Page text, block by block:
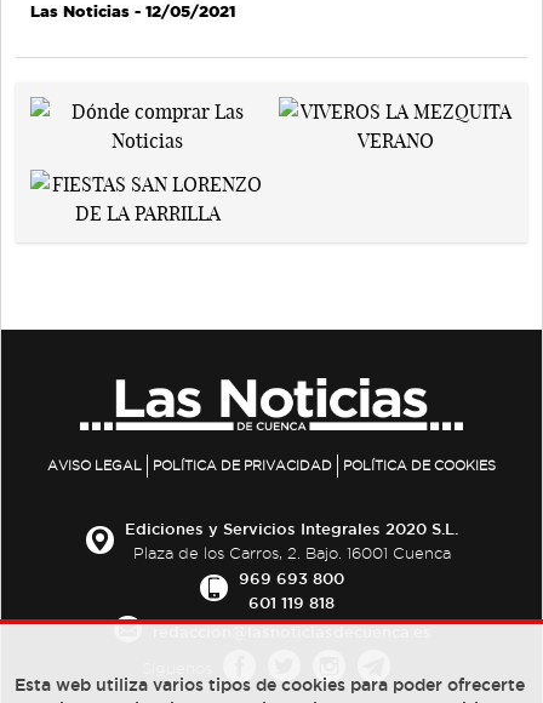
Las Noticias - 12/05/2021
AVISO LEGAL POLÍTICA DE PRIVACIDAD POLÍTICA DE COOKIES
Ediciones y Servicios Integrales 2020 S.L.
Plaza de los Carros, 2. Bajo. 16001 Cuenca
969 693 800
601 119 818
Esta web utiliza varios tipos de cookies para poder ofrecerte